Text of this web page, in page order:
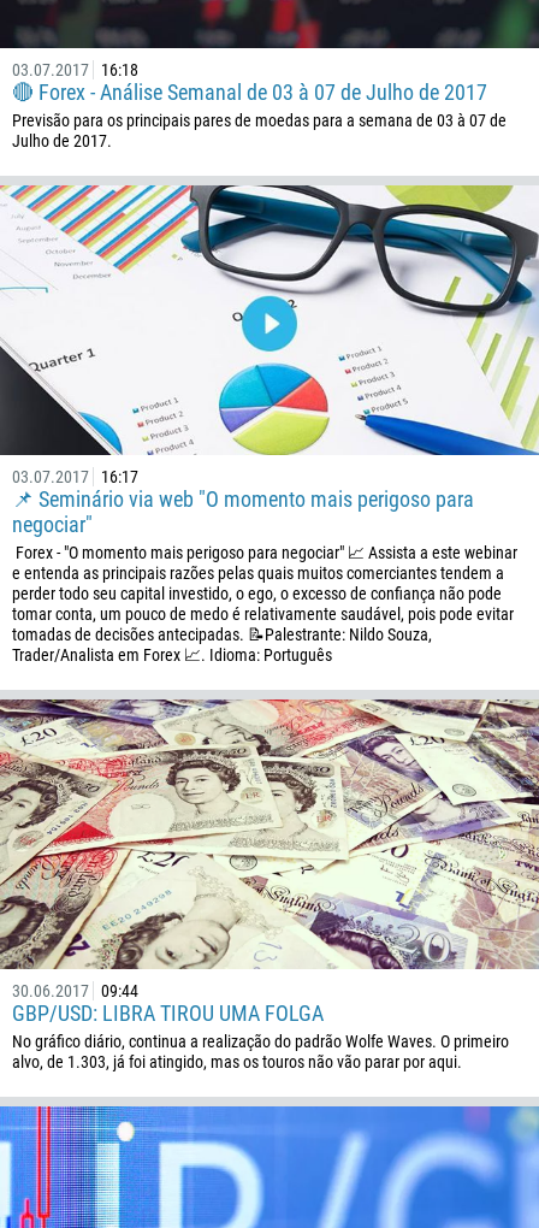
03.07.2017 16:18
🔴 Forex - Análise Semanal de 03 à 07 de Julho de 2017
Previsão para os principais pares de moedas para a semana de 03 à 07 de
Julho de 2017.
03.07.2017 16:17
📌 Seminário via web "O momento mais perigoso para
negociar"
Forex - "O momento mais perigoso para negociar" 📈 Assista a este webinar
e entenda as principais razões pelas quais muitos comerciantes tendem a
perder todo seu capital investido, o ego, o excesso de confiança não pode
tomar conta, um pouco de medo é relativamente saudável, pois pode evitar
tomadas de decisões antecipadas. 📝Palestrante: Nildo Souza,
Trader/Analista em Forex 📈. Idioma: Português
30.06.2017 09:44
GBP/USD: LIBRA TIROU UMA FOLGA
No gráfico diário, continua a realização do padrão Wolfe Waves. O primeiro
alvo, de 1.303, já foi atingido, mas os touros não vão parar por aqui.
994
1242
973
1246
375
32
975
591
387
55
246
673
359
226
257
855
237
1
1345
236
235
56
86
61
61
57
269